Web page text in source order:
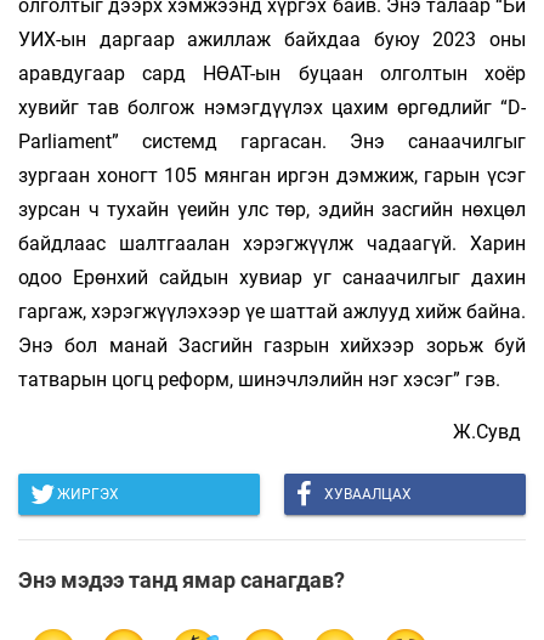
олголтыг дээрх хэмжээнд хүргэх байв. Энэ талаар “Би
УИХ-ын даргаар ажиллаж байхдаа буюу 2023 оны
аравдугаар сард НӨАТ-ын буцаан олголтын хоёр
хувийг тав болгож нэмэгдүүлэх цахим өргөдлийг “D-
Parliament” системд гаргасан. Энэ санаачилгыг
зургаан хоногт 105 мянган иргэн дэмжиж, гарын үсэг
зурсан ч тухайн үеийн улс төр, эдийн засгийн нөхцөл
байдлаас шалтгаалан хэрэгжүүлж чадаагүй. Харин
одоо Ерөнхий сайдын хувиар уг санаачилгыг дахин
гаргаж, хэрэгжүүлэхээр үе шаттай ажлууд хийж байна.
Энэ бол манай Засгийн газрын хийхээр зорьж буй
татварын цогц реформ, шинэчлэлийн нэг хэсэг” гэв.
Ж.Сувд
ЖИРГЭХ ХУВААЛЦАХ
Энэ мэдээ танд ямар санагдав?